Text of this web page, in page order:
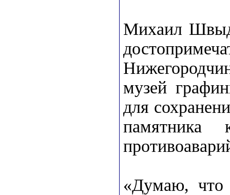
Михаил
музей
для
памятника
«Думаю,